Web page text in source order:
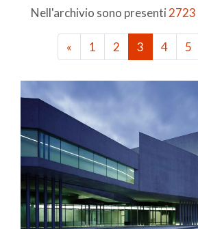
Nell'archivio sono presenti 2723
« 1 2 3 4 5